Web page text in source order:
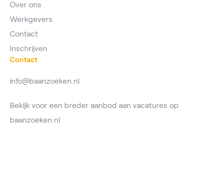
Over ons
Werkgevers
Contact
Inschrijven
Contact
info@baanzoeken.nl
Bekijk voor een breder aanbod aan vacatures op
baanzoeken.nl